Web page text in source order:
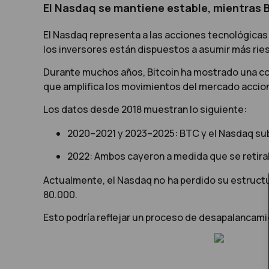
El Nasdaq se mantiene estable, mientras
El Nasdaq representa a las acciones
los inversores están dispuestos a asumir más
Durante muchos años, Bitcoin ha mostrado una
que amplifica los movimientos del mercado
Los datos desde 2018 muestran lo siguiente:
2020–2021 y 2023–2025: BTC y el Nasdaq
2022: Ambos cayeron a medida que se
Actualmente, el Nasdaq no ha perdido su
80.000.
Esto podría reflejar un proceso de